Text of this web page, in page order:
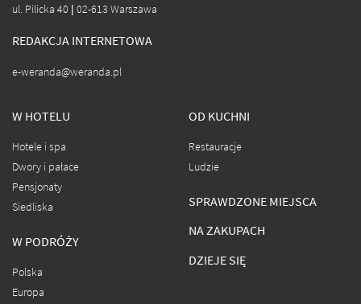
ul. Pilicka 40 | 02-613 Warszawa
REDAKCJA INTERNETOWA
e-weranda@weranda.pl
W HOTELU
Hotele i spa
Dwory i pałace
Pensjonaty
Siedliska
W PODRÓŻY
Polska
Europa
OD KUCHNI
Restauracje
Ludzie
SPRAWDZONE MIEJSCA
NA ZAKUPACH
DZIEJE SIĘ